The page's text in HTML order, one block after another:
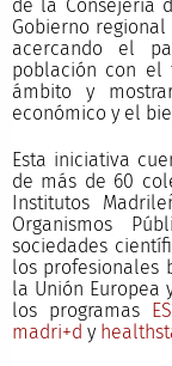
de la Consejería
Gobierno
acercando el
población con el
ámbito y
económico y el
Esta iniciativa
de más de 60
Institutos
Organismos
sociedades
los profesionales
la Unión Europea
los programas
madri+d y